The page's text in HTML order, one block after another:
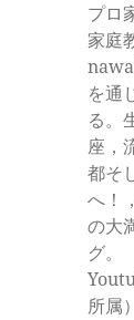
プロ
家庭
を通
る。
座，
都そ
へ！
の大
グ。
所属